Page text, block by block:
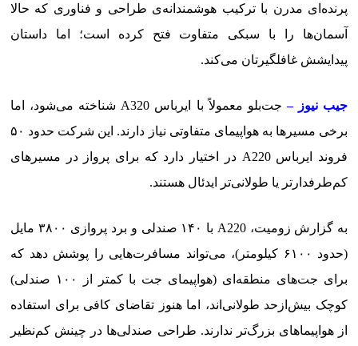
پرنده‌ای مدرن با ترکیب هوشمندانه‌ی طراحی و فناوری که حالا
آسمان‌ها را با سبکی متفاوت فتح کرده است؛ اما داستان
پیدایشش غافلگیرتان می‌کند.
جیب نیوز –
جت‌بلو معمولاً با ایرباس A320 شناخته می‌شود، اما
برخی مسیرها به هواپیمای متفاوتی نیاز دارند. این شرکت حدود ۵۰
فروند ایرباس A220 در اختیار دارد که برای پرواز در مسیرهای
کم‌طرفدارتر یا طولانی‌تر ایدئال هستند.
به گزارش زومیت، A220 با ۱۴۰ صندلی و برد پروازی ۳۸۰۰ مایل
(حدود ۶۱۰۰ کیلومتر)، می‌تواند مسافرت‌هایی را پوشش دهد که
برای جت‌های منطقه‌ای (هواپیمای جت با کمتر از ۱۰۰ صندلی)
کوچک بیش‌ازحد طولانی‌اند، اما هنوز تقاضای کافی برای استفاده
از هواپیماهای بزرگ‌تر ندارند. طراحی صندلی‌ها در چینش کم‌نظیر